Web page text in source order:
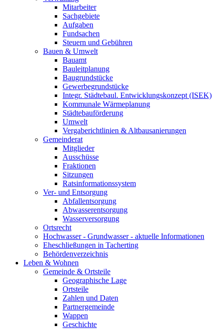
Mitarbeiter
Sachgebiete
Aufgaben
Fundsachen
Steuern und Gebühren
Bauen & Umwelt
Bauamt
Bauleitplanung
Baugrundstücke
Gewerbegrundstücke
Integr. Städtebaul. Entwicklungskonzept (ISEK)
Kommunale Wärmeplanung
Städtebauförderung
Umwelt
Vergaberichtlinien & Altbausanierungen
Gemeinderat
Mitglieder
Ausschüsse
Fraktionen
Sitzungen
Ratsinformationssystem
Ver- und Entsorgung
Abfallentsorgung
Abwasserentsorgung
Wasserversorgung
Ortsrecht
Hochwasser - Grundwasser - aktuelle Informationen
Eheschließungen in Tacherting
Behördenverzeichnis
Leben & Wohnen
Gemeinde & Ortsteile
Geographische Lage
Ortsteile
Zahlen und Daten
Partnergemeinde
Wappen
Geschichte